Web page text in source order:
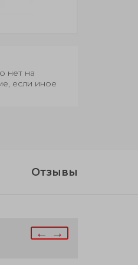
нет на
если иное
Отзывы
← →